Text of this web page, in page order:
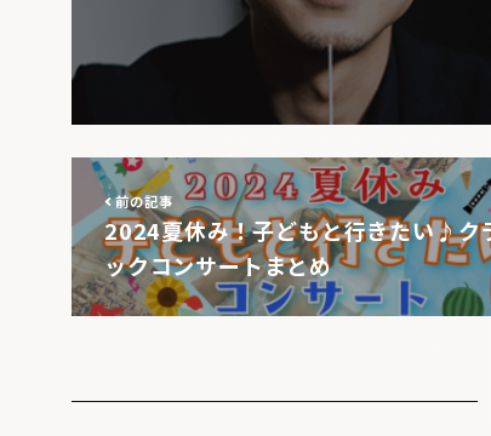
前の記事
2024夏休み！子どもと行きたい♪ク
ックコンサートまとめ